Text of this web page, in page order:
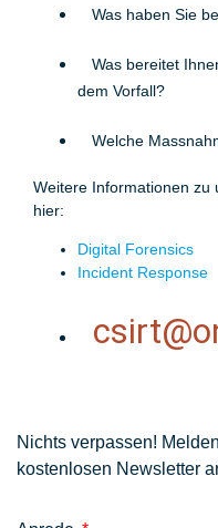
Was haben Sie
Was bereitet
dem Vorfall?
Welche
Weitere Informationen zu
hier:
Digital Forensics
Incident Response
Nichts verpassen!
kostenlosen Newsletter